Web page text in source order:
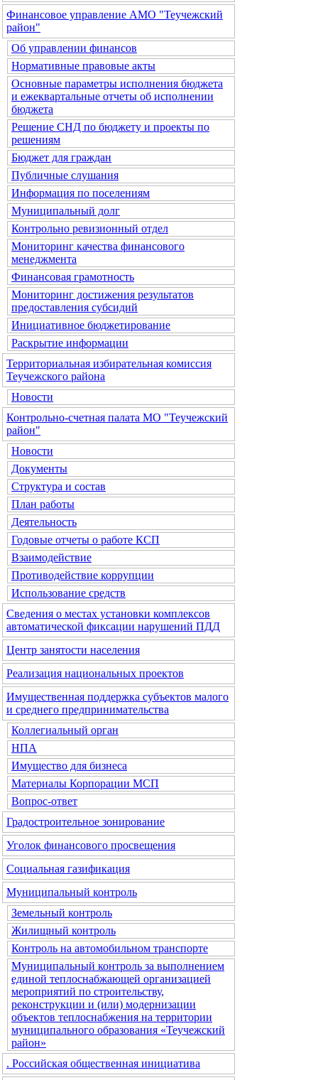
Финансовое управление АМО "Теучежский
район"
Об управлении финансов
Нормативные правовые акты
Основные параметры исполнения бюджета
и ежеквартальные отчеты об исполнении
бюджета
Решение СНД по бюджету и проекты по
решениям
Бюджет для граждан
Публичные слушания
Информация по поселениям
Муниципальный долг
Контрольно ревизионный отдел
Мониторинг качества финансового
менеджмента
Финансовая грамотность
Мониторинг достижения результатов
предоставления субсидий
Инициативное бюджетирование
Раскрытие информации
Территориальная избирательная комиссия
Теучежского района
Новости
Контрольно-счетная палата МО "Теучежский
район"
Новости
Документы
Структура и состав
План работы
Деятельность
Годовые отчеты о работе КСП
Взаимодействие
Противодействие коррупции
Использование средств
Сведения о местах установки комплексов
автоматической фиксации нарушений ПДД
Центр занятости населения
Реализация национальных проектов
Имущественная поддержка субъектов малого
и среднего предпринимательства
Коллегиальный орган
НПА
Имущество для бизнеса
Материалы Корпорации МСП
Вопрос-ответ
Градостроительное зонирование
Уголок финансового просвещения
Социальная газификация
Муниципальный контроль
Земельный контроль
Жилищный контроль
Контроль на автомобильном транспорте
Муниципальный контроль за выполнением
единой теплоснабжающей организацией
мероприятий по строительству,
реконструкции и (или) модернизации
объектов теплоснабжения на территории
муниципального образования «Теучежский
район»
. Российская общественная инициатива